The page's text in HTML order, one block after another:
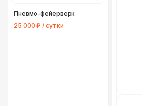
Пневмо-фейерверк
25 000 ₽ / сутки